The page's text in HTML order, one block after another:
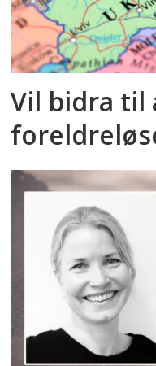
Vil bidra til